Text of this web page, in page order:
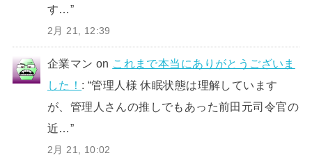
す…”
2月 21, 12:39
企業マン on これまで本当にありがとうございま
した！ : “管理人様 休眠状態は理解しています
が、管理人さんの推しでもあった前田元司令官の
近…”
2月 21, 10:02